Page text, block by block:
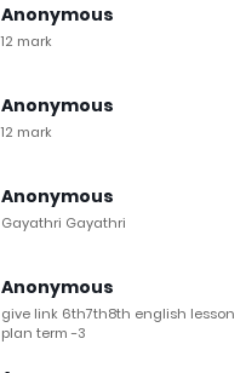
Anonymous
12 mark
Anonymous
12 mark
Anonymous
Gayathri Gayathri
Anonymous
give link 6th7th8th english lesson
plan term -3